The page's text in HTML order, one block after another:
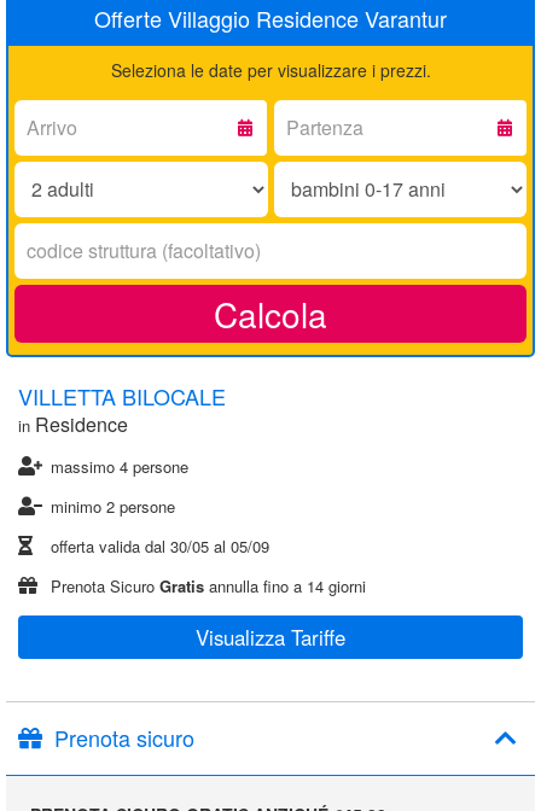
Offerte Villaggio Residence Varantur
Seleziona le date per visualizzare i prezzi.
Arrivo:
Partenza:
Adulti:
Bambini
17
Codice
struttura:
Calcola
VILLETTA BILOCALE
in Residence
massimo 4 persone
minimo 2 persone
offerta valida dal 30/05 al 05/09
Prenota Sicuro Gratis annulla fino a 14 giorni
Visualizza Tariffe
Prenota sicuro